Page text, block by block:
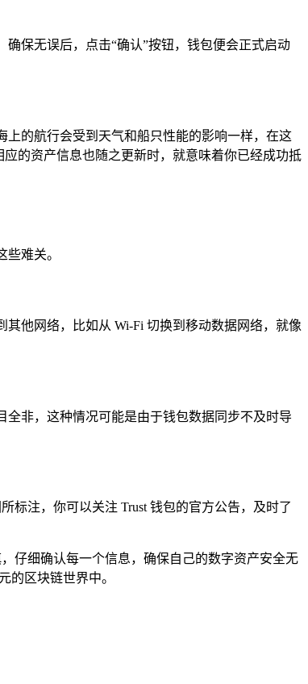
保无误后，点击“确认”按钮，钱包便会正式启动
的航行会受到天气和船只性能的影响一样，在这
的资产信息也随之更新时，就意味着你已经成功抵
难关。
他网络，比如从 Wi-Fi 切换到移动数据网络，就像
非，这种情况可能是由于钱包数据同步不及时导
标注，你可以关注 Trust 钱包的官方公告，及时了
仔细确认每一个信息，确保自己的数字资产安全无
的区块链世界中。